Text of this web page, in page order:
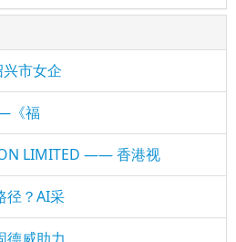
市女企
《福
LIMITED —— 香港视
径？AI采